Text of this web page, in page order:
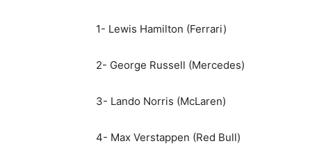
1- Lewis Hamilton (Ferrari)
2- George Russell (Mercedes)
3- Lando Norris (McLaren)
4- Max Verstappen (Red Bull)